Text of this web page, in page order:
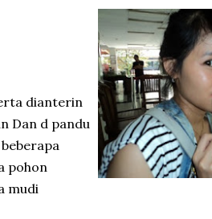
dianterin
Dan d pandu
pohon
mudi